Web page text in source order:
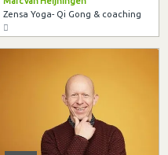
Zensa Yoga- Qi Gong & coaching